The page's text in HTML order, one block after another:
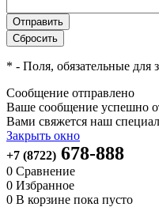
* - Поля, обязательные для
Сообщение отправлено
Ваше сообщение успешно
Вами свяжется наш
Закрыть окно
+7 (8722) 678-888
0 Сравнение
0 Избранное
0 В корзине пока пусто